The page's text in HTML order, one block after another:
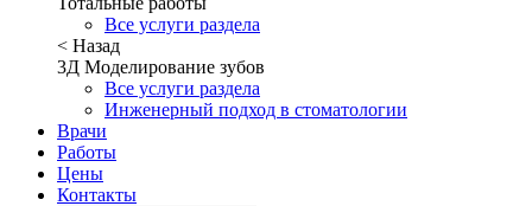
Все услуги раздела
< Назад
3Д Моделирование зубов
Все услуги раздела
Инженерный подход в стоматологии
Врачи
Работы
Цены
Контакты